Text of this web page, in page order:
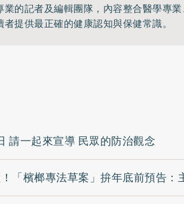
業的記者及編輯團隊，內容整合醫學專
提供最正確的健康認知與保健常識。
請一起來宣導 民眾的防治觀念
「檳榔專法草案」拚年底前預告：